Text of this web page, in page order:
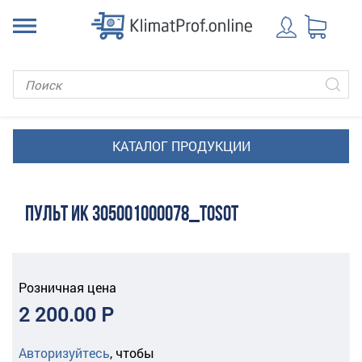
ПУЛЬТ ИК 305001000078_TOSOT
Розничная цена
2 200.00 Р
Авторизуйтесь, чтобы